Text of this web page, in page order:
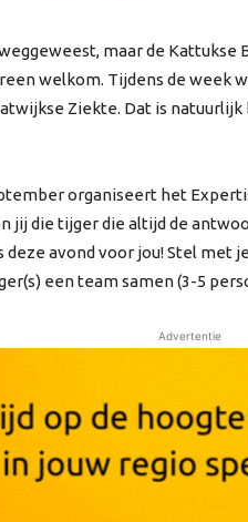
maar de Kattukse
welkom. Tijdens de week
Ziekte. Dat is
organiseert het
jij die tijger die altijd de
deze avond voor jou! Stel met
een team samen (3-5
Advertentie